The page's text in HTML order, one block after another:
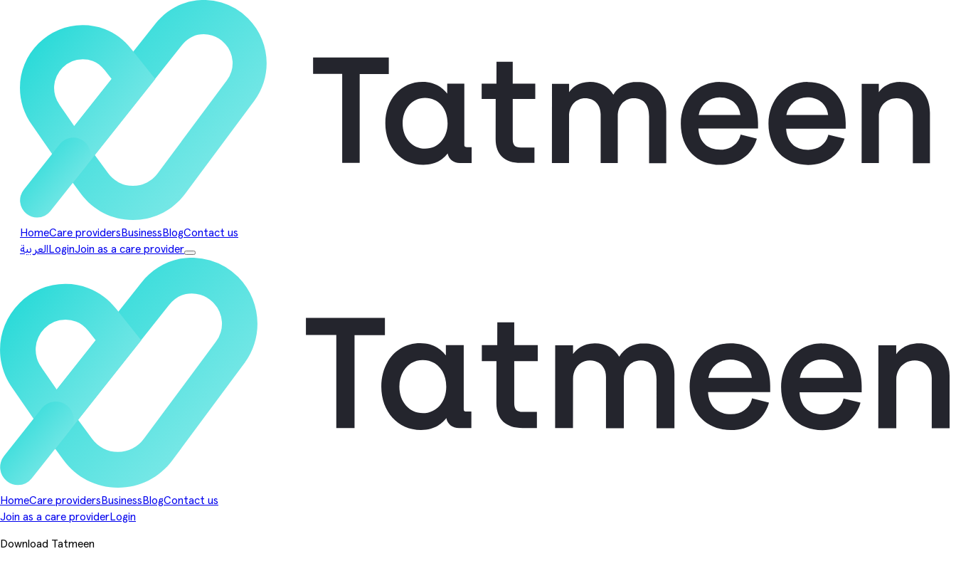
HomeCare providers Business BlogContact us
العربية LoginJoin as a care provider
HomeCare providers Business BlogContact us
Join as a care provider Login
Download Tatmeen